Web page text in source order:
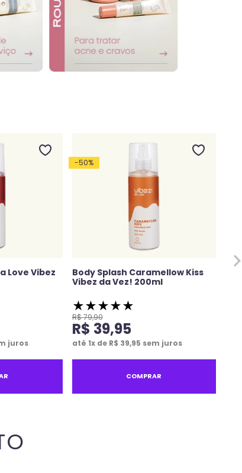
Love Vibez
juros
-50%
Body Splash Caramellow Kiss
Vibez da Vez! 200ml
★★★★★
R$79,90
R$ 39,95
até 1x de R$ 39,95 sem juros
COMPRAR